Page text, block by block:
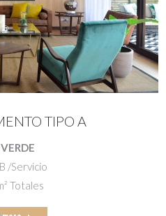
TIPO A
/Servicio
Totales